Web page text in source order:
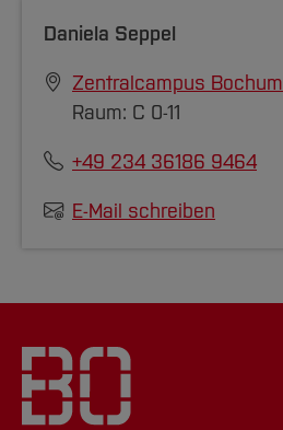
Daniela Seppel
Zentralcampus Bochum
Raum: C 0-11
+49 234 36186 9464
E-Mail schreiben